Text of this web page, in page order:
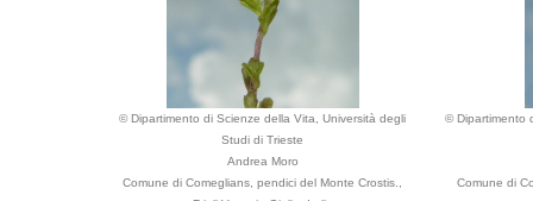
© Dipartimento di Scienze della Vita, Università degli
Studi di Trieste
Andrea Moro
Comune di Comeglians, pendici del Monte Crostis.,
© Dipartimento
Comune di